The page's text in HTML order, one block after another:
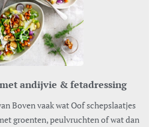
andijvie & fetadressing
groenten, peulvruchten of wat dan